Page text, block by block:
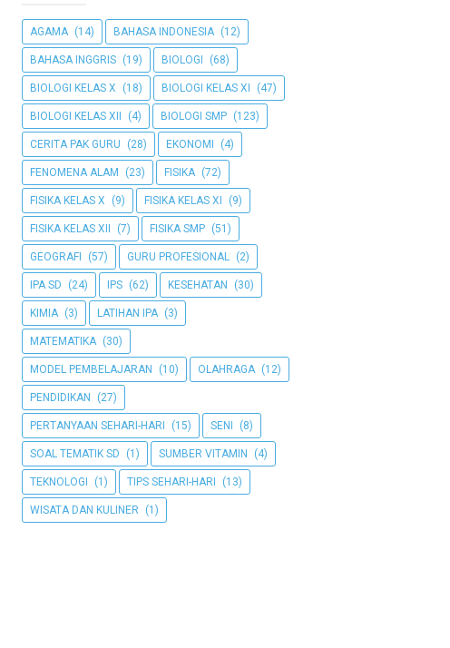
AGAMA (14) BAHASA INDONESIA (12)
BAHASA INGGRIS (19) BIOLOGI (68)
BIOLOGI KELAS X (18) BIOLOGI KELAS XI (47)
BIOLOGI KELAS XII (4) BIOLOGI SMP (123)
CERITA PAK GURU (28) EKONOMI (4)
FENOMENA ALAM (23) FISIKA (72)
FISIKA KELAS X (9) FISIKA KELAS XI (9)
FISIKA KELAS XII (7) FISIKA SMP (51)
GEOGRAFI (57) GURU PROFESIONAL (2)
IPA SD (24) IPS (62) KESEHATAN (30)
KIMIA (3) LATIHAN IPA (3)
MATEMATIKA (30)
MODEL PEMBELAJARAN (10) OLAHRAGA (12)
PENDIDIKAN (27)
PERTANYAAN SEHARI-HARI (15) SENI (8)
SOAL TEMATIK SD (1) SUMBER VITAMIN (4)
TEKNOLOGI (1) TIPS SEHARI-HARI (13)
WISATA DAN KULINER (1)